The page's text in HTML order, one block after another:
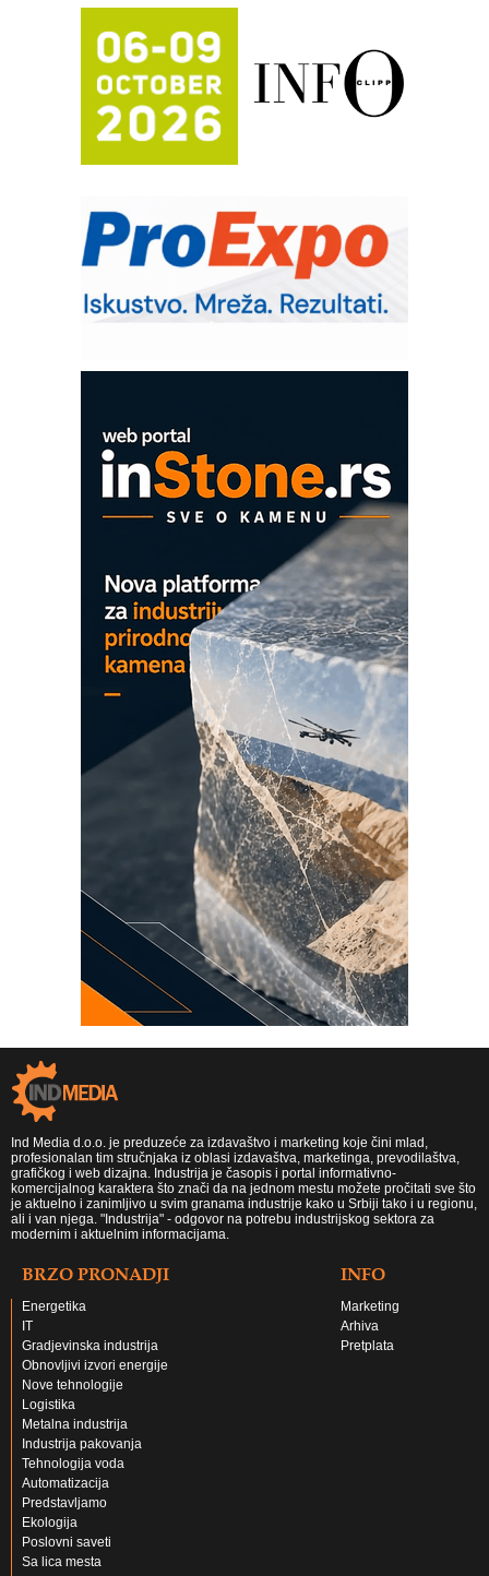
FANUC: Najbolje za vašu pametnu
automatizaciju
Efikasno upravljanje energijom
Automatizacija pakovanja · Display
(Shelf-Ready) omotnice
Potpuna efikasnost bez složenih
Trajna oznaka kao dugoročna korist
Bezbednost na prvom mestu!
IB BLUMENAUER - više od 40 godina
poverenja u industriji
OBO sistemi mrežastih nosača kablova
Proizvodnja iC7 Hybrid 1500 VDC
mrežnog pretvarača sa tečnim
hlađenjem
Ind Media d.o.o. je preduzeće za izdavaštvo i marketing koje čini mlad,
profesionalan tim stručnjaka iz oblasi izdavaštva, marketinga, prevodilaštva,
grafičkog i web dizajna. Industrija je časopis i portal informativno-
komercijalnog karaktera što znači da na jednom mestu možete pročitati sve što
je aktuelno i zanimljivo u svim granama industrije kako u Srbiji tako i u regionu,
ali i van njega. "Industrija" - odgovor na potrebu industrijskog sektora za
modernim i aktuelnim informacijama.
BRZO PRONADJI
Energetika
IT
Gradjevinska industrija
Obnovljivi izvori energije
Nove tehnologije
Logistika
Metalna industrija
Industrija pakovanja
Tehnologija voda
Automatizacija
Predstavljamo
Ekologija
Poslovni saveti
Sa lica mesta
INFO
Marketing
Arhiva
Pretplata